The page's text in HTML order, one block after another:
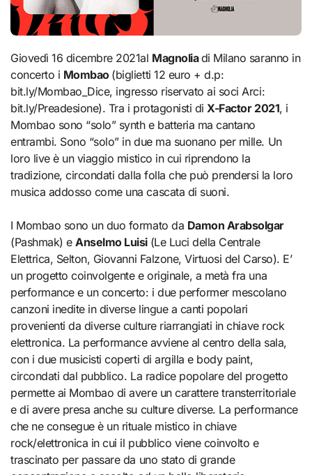
Giovedì 16 dicembre 2021al Magnoliadi Milano saranno in
concerto i Mombao (biglietti 12 euro + d.p:
bit.ly/Mombao_Dice, ingresso riservato ai soci Arci:
bit.ly/Preadesione). Tra i protagonisti diX-Factor 2021, i
Mombao sono “solo” synth e batteria ma cantano
entrambi. Sono “solo” in due ma suonano per mille. Un
loro live è un viaggio mistico in cui riprendono la
tradizione, circondati dalla folla che può prendersi la loro
musica addosso come una cascata di suoni.
I Mombao sono un duo formato da Damon Arabsolgar
(Pashmak) eAnselmo Luisi (Le Luci della Centrale
Elettrica, Selton, Giovanni Falzone, Virtuosi del Carso). E’
un progetto coinvolgente e originale, a metà fra una
performance e un concerto: i due performer mescolano
canzoni inedite in diverse lingue a canti popolari
provenienti da diverse culture riarrangiati in chiave rock
elettronica. La performance avviene al centro della sala,
con i due musicisti coperti di argilla e body paint,
circondati dal pubblico. La radice popolare del progetto
permette ai Mombao di avere un carattere transterritoriale
e di avere presa anche su culture diverse. La performance
che ne consegue è un rituale mistico in chiave
rock/elettronica in cui il pubblico viene coinvolto e
trascinato per passare da uno stato di grande